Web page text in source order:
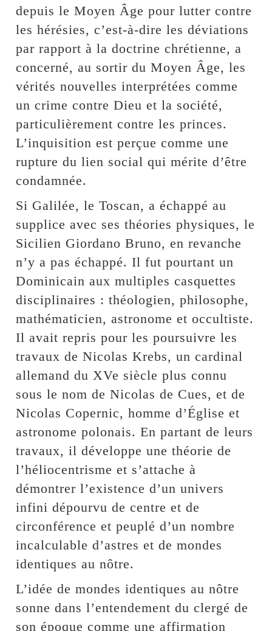
depuis le Moyen Âge pour lutter contre
les hérésies, c’est-à-dire les déviations
par rapport à la doctrine chrétienne, a
concerné, au sortir du Moyen Âge, les
vérités nouvelles interprétées comme
un crime contre Dieu et la société,
particulièrement contre les princes.
L’inquisition est perçue comme une
rupture du lien social qui mérite d’être
condamnée.
Si Galilée, le Toscan, a échappé au
supplice avec ses théories physiques, le
Sicilien Giordano Bruno, en revanche
n’y a pas échappé. Il fut pourtant un
Dominicain aux multiples casquettes
disciplinaires : théologien, philosophe,
mathématicien, astronome et occultiste.
Il avait repris pour les poursuivre les
travaux de Nicolas Krebs, un cardinal
allemand du XVe siècle plus connu
sous le nom de Nicolas de Cues, et de
Nicolas Copernic, homme d’Église et
astronome polonais. En partant de leurs
travaux, il développe une théorie de
l’héliocentrisme et s’attache à
démontrer l’existence d’un univers
infini dépourvu de centre et de
circonférence et peuplé d’un nombre
incalculable d’astres et de mondes
identiques au nôtre.
L’idée de mondes identiques au nôtre
sonne dans l’entendement du clergé de
son époque comme une affirmation